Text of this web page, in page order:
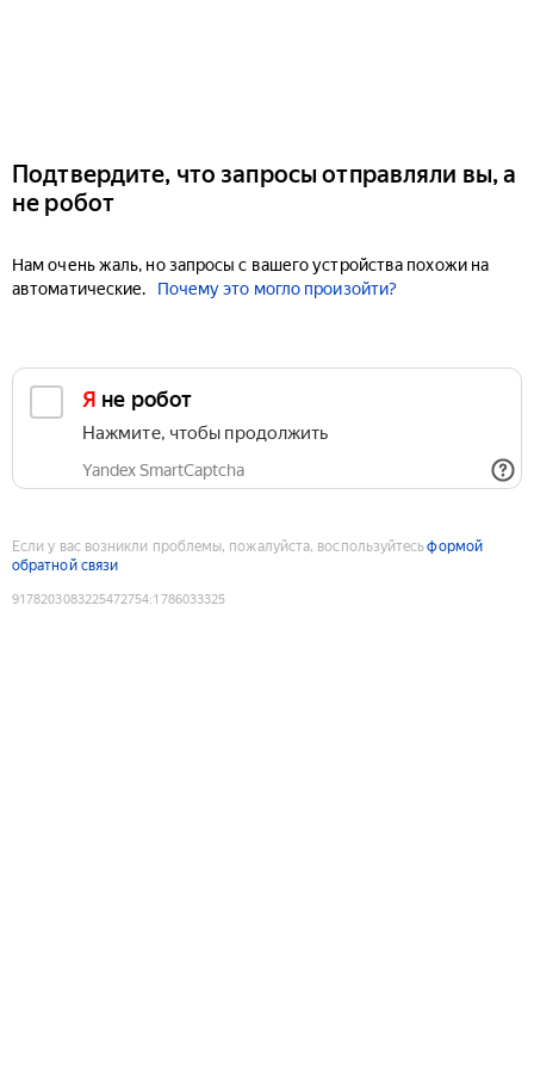
Подтвердите, что запросы отправляли вы, а
не робот
Нам очень жаль, но запросы с вашего устройства похожи на
автоматические.
Почему это могло произойти?
Я не робот
Нажмите, чтобы продолжить
Yandex SmartCaptcha
Если у вас возникли проблемы, пожалуйста, воспользуйтесьформой
обратной связи
9178203083225472754:1786033325